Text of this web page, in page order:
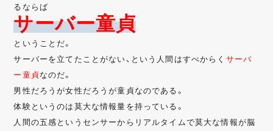
るならば
サーバー童貞
ということだ。
サーバーを立てたことがない、という人間はすべからく サーバ
ー童貞なのだ。
男性だろうが女性だろうが童貞なのである。
体験というのは莫大な情報量を持っている。
人間の五感というセンサーからリアルタイムで莫大な情報が脳